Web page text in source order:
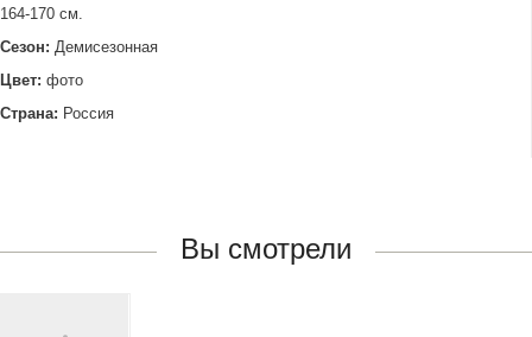
164-170 см.
Сезон: Демисезонная
Цвет: фото
Страна: Россия
Вы смотрели